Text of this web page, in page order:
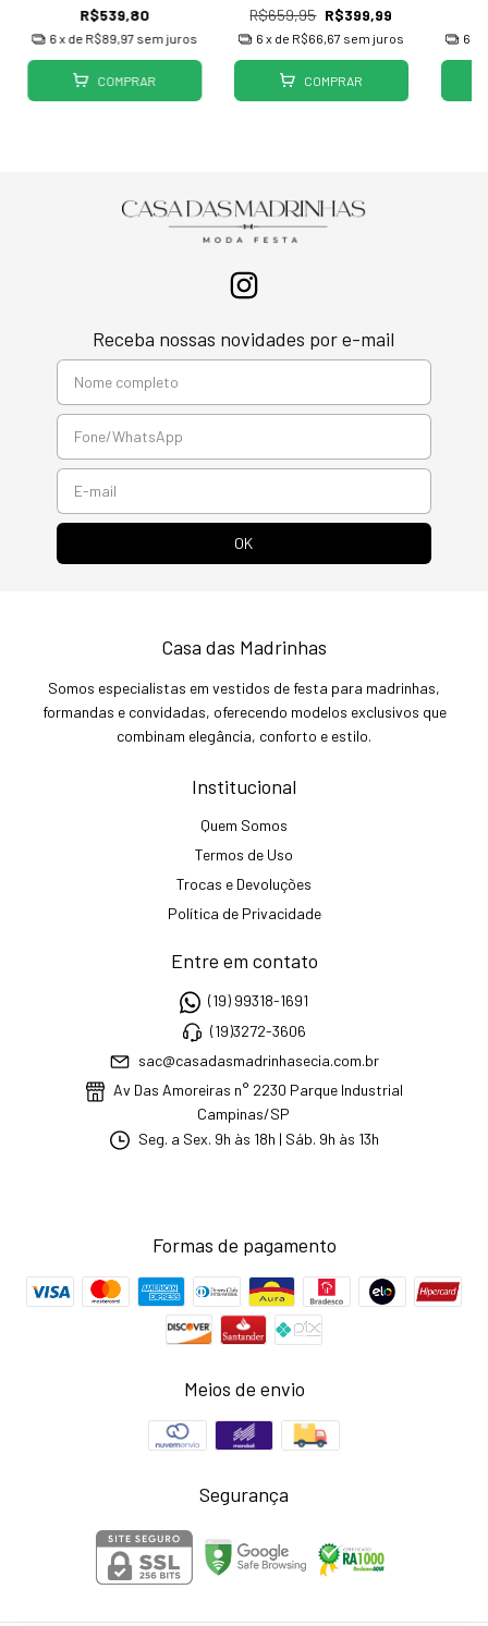
R$539,80
6x de R$89,97 sem juros
COMPRAR
R$659,95 R$399,99
6 x de R$66,67 sem juros
COMPRAR
6
Receba nossas novidades por e-mail
Casa das Madrinhas
Somos especialistas em vestidos de festa para madrinhas,
formandas e convidadas, oferecendo modelos exclusivos que
combinam elegância, conforto e estilo.
Institucional
Quem Somos
Termos de Uso
Trocas e Devoluções
Política de Privacidade
Entre em contato
(19) 99318-1691
(19)3272-3606
sac@casadasmadrinhasecia.com.br
Av Das Amoreiras n° 2230 Parque Industrial
Campinas/SP
Seg. a Sex. 9h às 18h | Sáb. 9h às 13h
Formas de pagamento
Meios de envio
Segurança